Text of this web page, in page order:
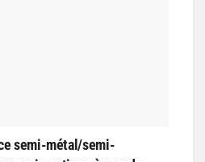
semi-métal/semi-